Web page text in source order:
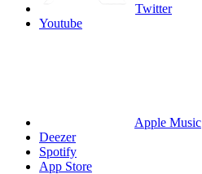
Twitter
Youtube
Apple Music
Deezer
Spotify
App Store